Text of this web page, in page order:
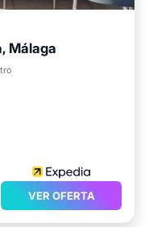
Málaga
Terraza
VER OFERTA